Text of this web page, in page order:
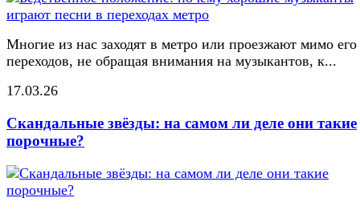
Многие из нас заходят в метро или проезжают мимо его
переходов, не обращая внимания на музыкантов, к...
17.03.26
Скандальные звёзды: на самом ли деле они такие
порочные?